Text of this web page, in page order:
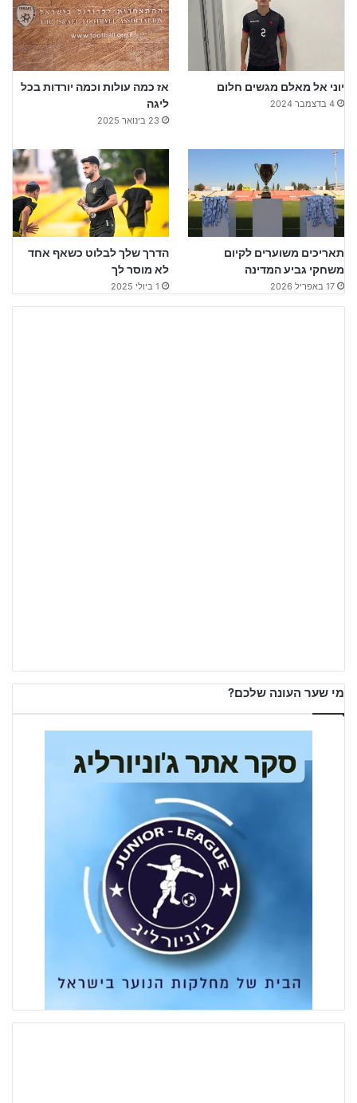
יוני אל מאלם מגשים חלום
4 בדצמבר 2024
אז כמה עולות וכמה יורדות בכל
ליגה
23 בינואר 2025
תאריכים משוערים לקיום
משחקי גביע המדינה
17 באפריל 2026
הדרך שלך לבלוט כשאף אחד
לא מוסר לך
1 ביולי 2025
מי שער העונה שלכם?